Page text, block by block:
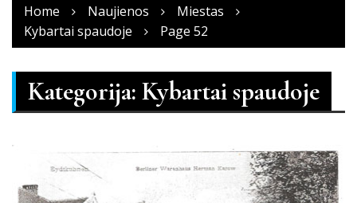
Home Naujienos
Miestas
Kybartai spaudoje
Page 52
Kategorija: Kybartai spaudoje